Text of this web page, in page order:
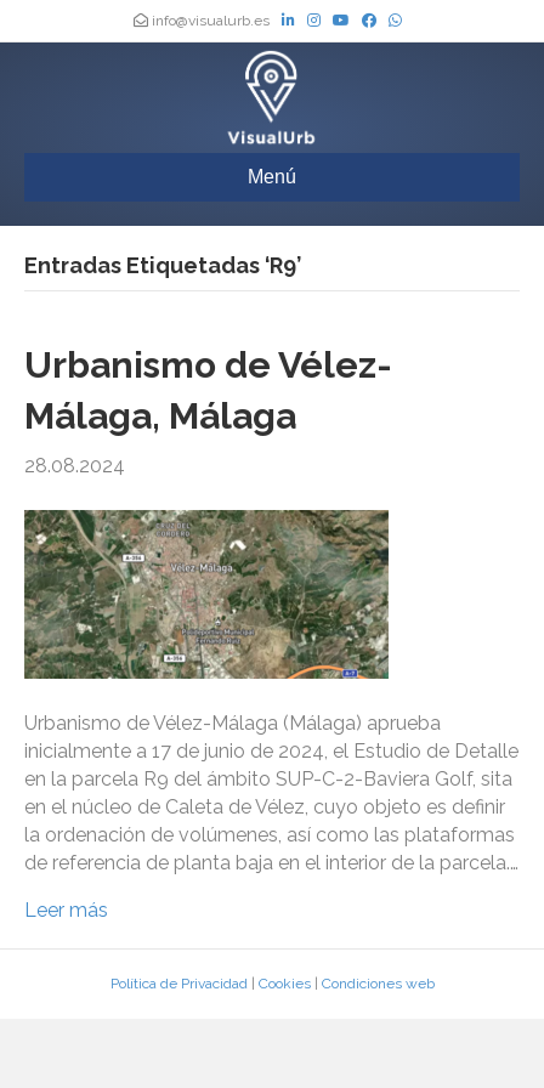
info@visualurb.es
Menú
Entradas Etiquetadas ‘R9’
Urbanismo de Vélez-
Málaga, Málaga
28.08.2024
Urbanismo de Vélez-Málaga (Málaga) aprueba
inicialmente a 17 de junio de 2024, el Estudio de Detalle
en la parcela R9 del ámbito SUP-C-2-Baviera Golf, sita
en el núcleo de Caleta de Vélez, cuyo objeto es definir
la ordenación de volúmenes, así como las plataformas
de referencia de planta baja en el interior de la parcela.…
Leer más
Política de Privacidad| Cookies| Condiciones web